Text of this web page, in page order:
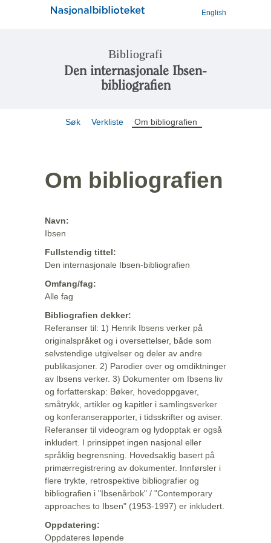
English
Bibliografi
Den internasjonale Ibsen-
bibliografien
Søk Verkliste Om bibliografien
Om bibliografien
Navn:
Ibsen
Fullstendig tittel:
Den internasjonale Ibsen-bibliografien
Omfang/fag:
Alle fag
Bibliografien dekker:
Referanser til: 1) Henrik Ibsens verker på
originalspråket og i oversettelser, både som
selvstendige utgivelser og deler av andre
publikasjoner. 2) Parodier over og omdiktninger
av Ibsens verker. 3) Dokumenter om Ibsens liv
og forfatterskap: Bøker, hovedoppgaver,
småtrykk, artikler og kapitler i samlingsverker
og konferanserapporter, i tidsskrifter og aviser.
Referanser til videogram og lydopptak er også
inkludert. I prinsippet ingen nasjonal eller
språklig begrensning. Hovedsaklig basert på
primærregistrering av dokumenter. Innførsler i
flere trykte, retrospektive bibliografier og
bibliografien i "Ibsenårbok" / "Contemporary
approaches to Ibsen" (1953-1997) er inkludert.
Oppdatering:
Oppdateres løpende